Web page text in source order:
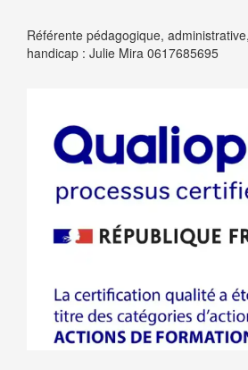
Référente pédagogique,
handicap : Julie Mira 0617685695